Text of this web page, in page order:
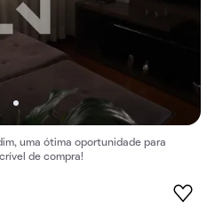
uma ótima oportunidade para
de compra!